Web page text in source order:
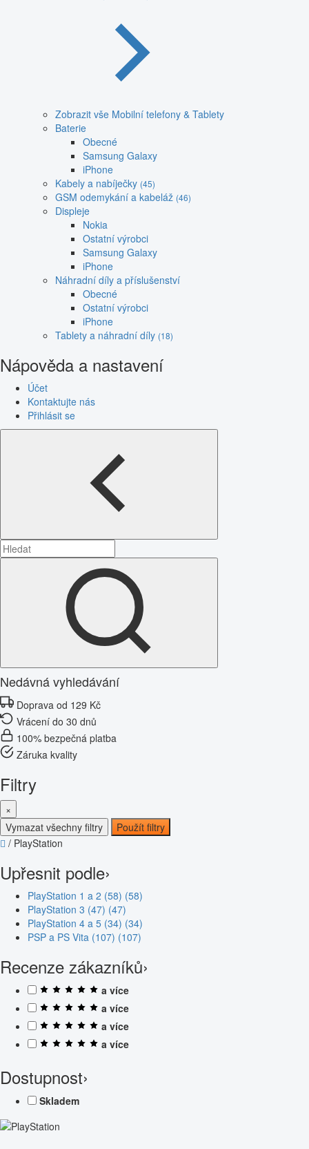
Zobrazit vše Mobilní telefony & Tablety
Baterie
Obecné
Samsung Galaxy
iPhone
Kabely a nabíječky (45)
GSM odemykání a kabeláž (46)
Displeje
Nokia
Ostatní výrobci
Samsung Galaxy
iPhone
Náhradní díly a příslušenství
Obecné
Ostatní výrobci
iPhone
Tablety a náhradní díly (18)
Nápověda a nastavení
Účet
Kontaktujte nás
Přihlásit se
Nedávná vyhledávání
Doprava od 129 Kč
Vrácení do 30 dnů
100% bezpečná platba
Záruka kvality
Filtry
×
Vymazat všechny filtry
Použít filtry
/ PlayStation
Upřesnit podle›
PlayStation 1 a 2 (58) (58)
PlayStation 3 (47) (47)
PlayStation 4 a 5 (34) (34)
PSP a PS Vita (107) (107)
Recenze zákazníků›
a více
a více
a více
a více
Dostupnost›
Skladem